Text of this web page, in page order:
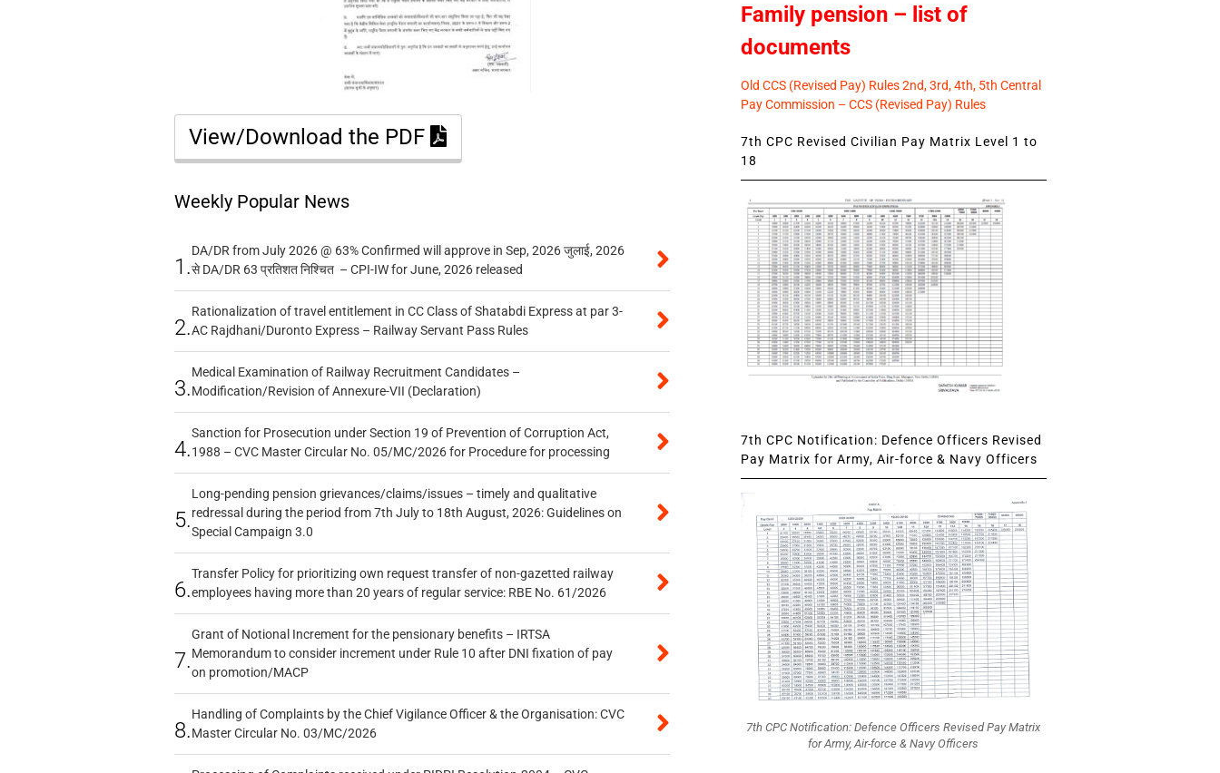
View/Download the PDF
Weekly Popular News
1.
DA/DR from July 2026 @ 63% Confirmed will approve in Sep, 2026 जुलाई, 2026
से DA/DR 63 प्रतिशत निश्चित – CPI-IW for June, 2026 released
2.
Rationalization of travel entitlement in CC Class of Shatabdi Express at par 3-
AC Rajdhani/Duronto Express – Railway Servant Pass Rules
3.
Medical Examination of Railway Recruitment Candidates –
Modification/Revision of Annexure-VII (Declaration)
4.
Sanction for Prosecution under Section 19 of Prevention of Corruption Act,
1988 – CVC Master Circular No. 05/MC/2026 for Procedure for processing
5.
Long-pending pension grievances/claims/issues – timely and qualitative
redressal during the period from 7th July to 18th August, 2026: Guidelines on
Special Campaign 3.0
6.
Transfer Policy for prioritizing own request transfer of non-gazetted railway
employees having more than 20 years of regular service: RBE No. 61/2026
7.
Grant of Notional Increment for the pensionary benefits – IRTSA
Memorandum to consider increment under Rule 10 after DNI fixation of pay
on promotion/MACP
8.
Handling of Complaints by the Chief Vigilance Officer & the Organisation: CVC
Master Circular No. 03/MC/2026
Family pension – list of
documents
Old CCS (Revised Pay) Rules 2nd, 3rd, 4th, 5th Central
Pay Commission – CCS (Revised Pay) Rules
7th CPC Revised Civilian Pay Matrix Level 1 to
18
7th CPC Notification: Defence Officers Revised
Pay Matrix for Army, Air-force & Navy Officers
7th CPC Notification: Defence Officers Revised Pay Matrix
for Army, Air-force & Navy Officers